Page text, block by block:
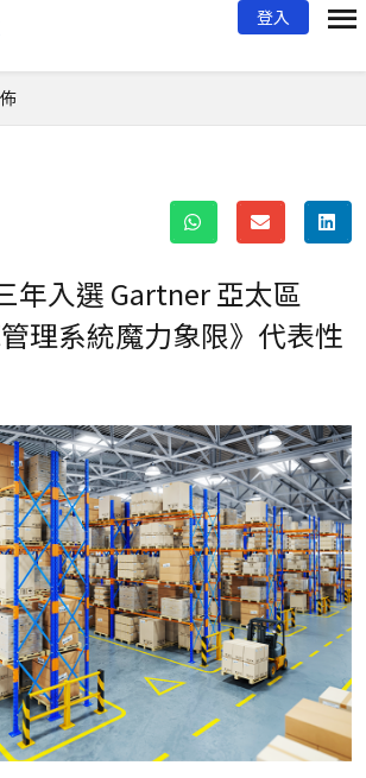
登入
年入選 Gartner 亞太區
管理系統魔力象限》代表性